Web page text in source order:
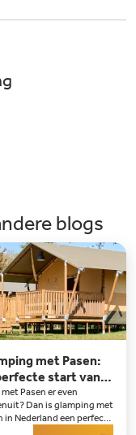
blogs
met Pasen:
start van
Pasen er even
Dan is glamping met
in Nederland een perfecte